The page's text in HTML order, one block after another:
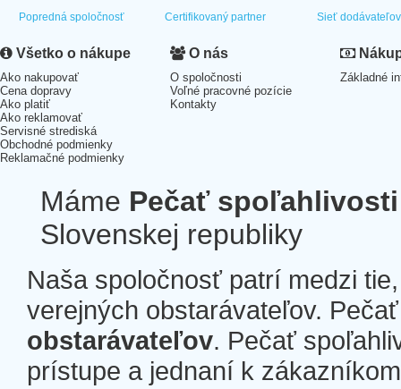
Popredná spoločnosť Certifikovaný partner Sieť dodávateľov
Všetko o nákupe
Ako nakupovať
Cena dopravy
Ako platiť
Ako reklamovať
Servisné strediská
Obchodné podmienky
Reklamačné podmienky
O nás
O spoločnosti
Voľné pracovné pozície
Kontakty
Základné
Máme Pečať spoľahlivosti
Slovenskej republiky
Naša spoločnosť patrí medzi
verejných obstarávateľov.
obstarávateľov. Pečať
prístupe a jednaní k